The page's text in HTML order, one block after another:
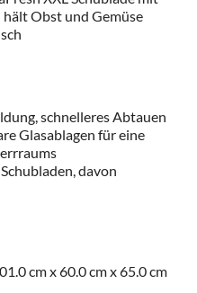
Obst und Gemüse
schnelleres Abtauen
Glasablagen für eine
davon
cm x 60.0 cm x 65.0 cm